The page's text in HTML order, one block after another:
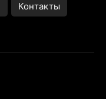
Контакты